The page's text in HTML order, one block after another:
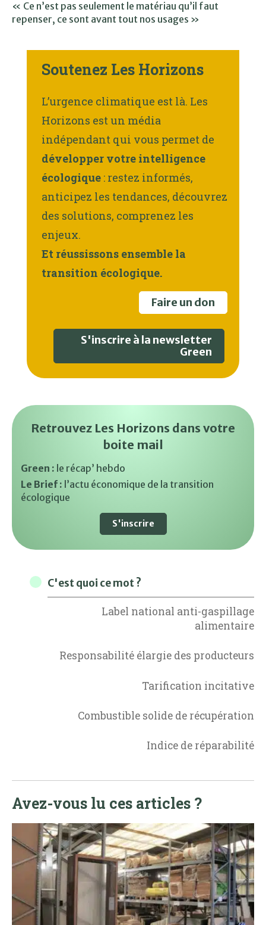
« Ce n’est pas seulement le matériau qu’il faut
repenser, ce sont avant tout nos usages »
Soutenez Les Horizons
L’urgence climatique est là. Les
Horizons est un média
indépendant qui vous permet de
développer votre intelligence
écologique : restez informés,
anticipez les tendances, découvrez
des solutions, comprenez les
enjeux.
Et réussissons ensemble la
transition écologique.
Faire un don
S'inscrire à la newsletter
Green
Retrouvez Les Horizons dans votre
boite mail
Green : le récap’ hebdo
Le Brief : l’actu économique de la transition
écologique
S'inscrire
C'est quoi ce mot ?
Label national anti-gaspillage
alimentaire
Responsabilité élargie des producteurs
Tarification incitative
Combustible solide de récupération
Indice de réparabilité
Avez-vous lu ces articles ?